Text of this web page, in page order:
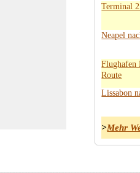
Terminal
Neapel
Flughafen
Route
Lissabon
>Mehr